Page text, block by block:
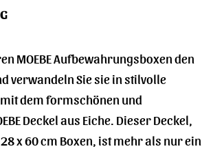
MOEBE Aufbewahrungsboxen den
verwandeln Sie sie in stilvolle
dem formschönen und
Deckel aus Eiche. Dieser Deckel,
x 60 cm Boxen, ist mehr als nur ein